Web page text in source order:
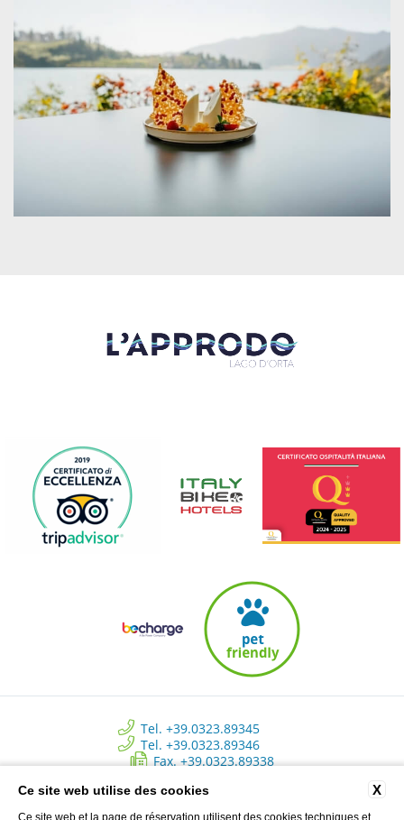
Tel. +39.0323.89345
Tel. +39.0323.89346
Fax. +39.0323.89338
X
Ce site web utilise des cookies
Ce site web et la page de réservation utilisent des cookies techniques et,